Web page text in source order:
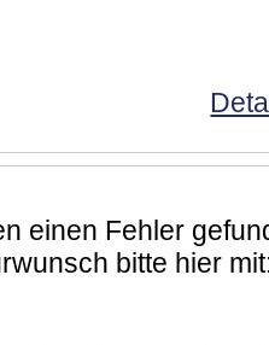
einen Fehler
bitte hier